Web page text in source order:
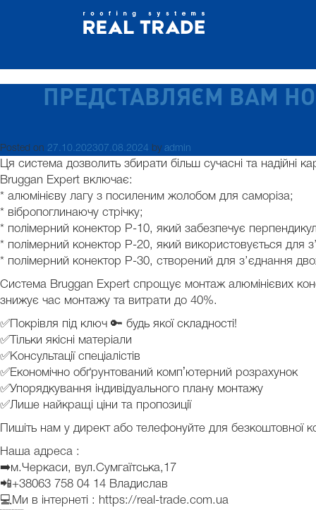
ПРЕДСТАВЛЯЄМ ВАМ
Posted on 27.10.202307.08.2024 by admin
Ця система дозволить збирати більш сучасні та надійні
Bruggan Expert включає:
* алюмінієву лагу з посиленим жолобом для саморіза;
* вібропоглинаючу стрічку;
* полімерний конектор Р-10, який забезпечує
* полімерний конектор Р-20, який використовується для
* полімерний конектор Р-30, створений для з’єднання
Система Bruggan Expert спрощує монтаж алюмінієвих
знижує час монтажу та витрати до 40%.
✅Покрівля під ключ 🔑 будь якої складності!
✅Тільки якісні матеріали
✅Консультації спеціалістів
✅Економічно обґрунтований компʼютерний розрахунок
✅Упорядкування індивідуального плану монтажу
✅Лише найкращі ціни та пропозиції
Пишіть нам у директ або телефонуйте для безкоштовної
Наша адреса :
➡️м.Черкаси, вул.Сумгаїтська,17
📲+38063 758 04 14 Владислав
💻Ми в інтернеті : https://real-trade.com.ua